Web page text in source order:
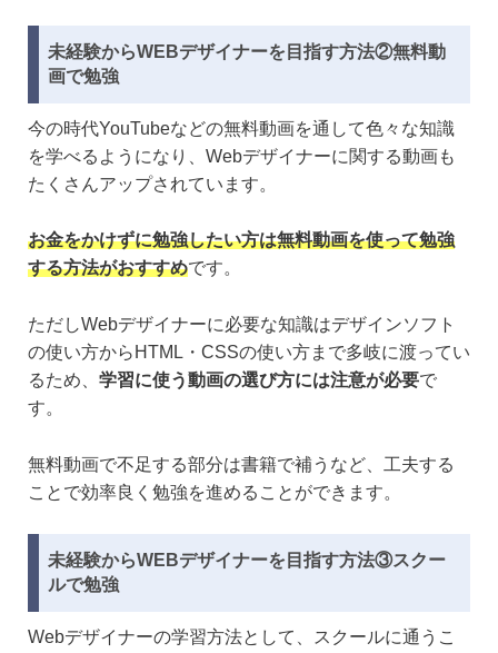
未経験からWEBデザイナーを目指す方法②無料動
画で勉強
今の時代YouTubeなどの無料動画を通して色々な知識
を学べるようになり、Webデザイナーに関する動画も
たくさんアップされています。
お金をかけずに勉強したい方は無料動画を使って勉強
する方法がおすすめです。
ただしWebデザイナーに必要な知識はデザインソフト
の使い方からHTML・CSSの使い方まで多岐に渡ってい
るため、 学習に使う動画の選び方には注意が必要で
す。
無料動画で不足する部分は書籍で補うなど、工夫する
ことで効率良く勉強を進めることができます。
未経験からWEBデザイナーを目指す方法③スクー
ルで勉強
Webデザイナーの学習方法として、スクールに通うこ